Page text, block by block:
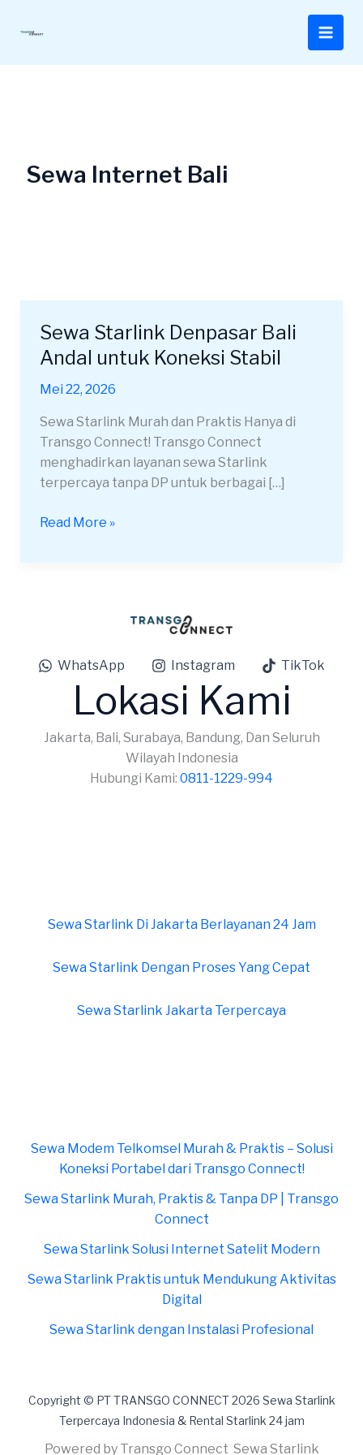
Sewa Internet Bali
Sewa Starlink Denpasar Bali
Andal untuk Koneksi Stabil
Mei 22, 2026
Sewa Starlink Murah dan Praktis Hanya di
Transgo Connect! Transgo Connect
menghadirkan layanan sewa Starlink
terpercaya tanpa DP untuk berbagai […]
Sewa
Starlink
Denpasar
Bali
untuk
Koneksi
Stabil
Read More »
WhatsApp Instagram TikTok
Lokasi Kami
Jakarta, Bali, Surabaya, Bandung, Dan Seluruh
Wilayah Indonesia
Hubungi Kami: 0811-1229-994
Sewa Starlink Di Jakarta Berlayanan 24 Jam
Sewa Starlink Dengan Proses Yang Cepat
Sewa Starlink Jakarta Terpercaya
Sewa Modem Telkomsel Murah & Praktis – Solusi
Koneksi Portabel dari Transgo Connect!
Sewa Starlink Murah, Praktis & Tanpa DP | Transgo
Connect
Sewa Starlink Solusi Internet Satelit Modern
Sewa Starlink Praktis untuk Mendukung Aktivitas
Digital
Sewa Starlink dengan Instalasi Profesional
Copyright © PT TRANSGO CONNECT 2026 Sewa Starlink
Terpercaya Indonesia & Rental Starlink 24 jam
Powered by Transgo Connect Sewa Starlink